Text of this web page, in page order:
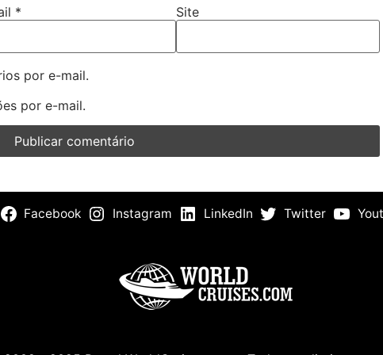
* Site
por e-mail.
por e-mail.
Facebook Instagram LinkedIn Twitter